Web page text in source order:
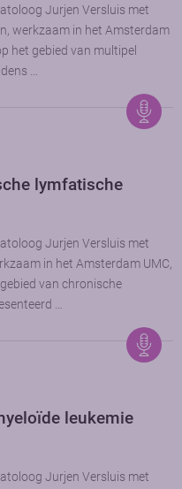
Jurjen Versluis met
werkzaam in het Amsterdam
het gebied van multipel
…
lymfatische
Jurjen Versluis met
in het Amsterdam UMC,
van chronische
…
leukemie
Jurjen Versluis met